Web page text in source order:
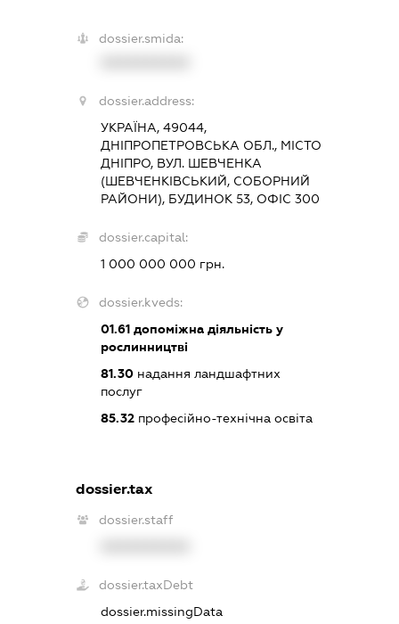
dossier.smida:
dossier.address:
УКРАЇНА, 49044,
ДНІПРОПЕТРОВСЬКА ОБЛ., МІСТО
ДНІПРО, ВУЛ. ШЕВЧЕНКА
(ШЕВЧЕНКІВСЬКИЙ, СОБОРНИЙ
РАЙОНИ), БУДИНОК 53, ОФІС 300
dossier.capital:
1 000 000 000 грн.
dossier.kveds:
01.61допоміжна діяльність у
рослинництві
81.30надання ландшафтних
послуг
85.32професійно-технічна освіта
dossier.tax
dossier.staff
dossier.taxDebt
dossier.missingData